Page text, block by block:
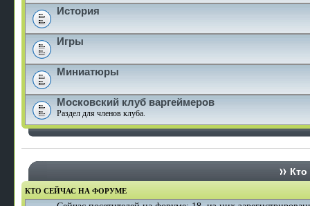
История
Игры
Миниатюры
Московский клуб варгеймеров
Раздел для членов клуба.
КТО СЕЙЧАС НА ФОРУМЕ